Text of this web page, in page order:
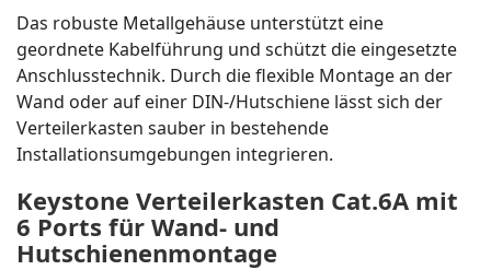
Das robuste Metallgehäuse unterstützt eine
geordnete Kabelführung und schützt die eingesetzte
Anschlusstechnik. Durch die flexible Montage an der
Wand oder auf einer DIN-/Hutschiene lässt sich der
Verteilerkasten sauber in bestehende
Installationsumgebungen integrieren.
Keystone Verteilerkasten Cat.6A mit
6 Ports für Wand- und
Hutschienenmontage